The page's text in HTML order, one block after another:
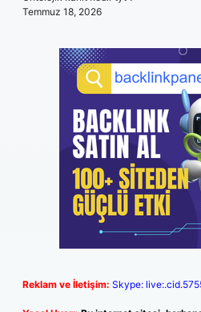
Temmuz 18, 2026
Reklam ve İletişim: Skype: